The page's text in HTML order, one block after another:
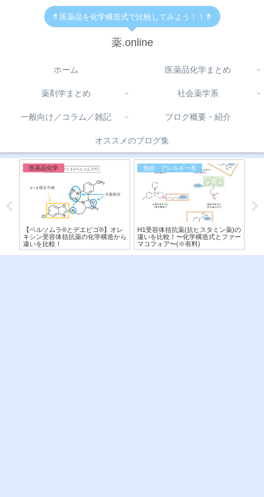
💊医薬品を化学構造式で比較してみよう！！💊
薬.online
ホーム 医薬品化学まとめ
薬剤学まとめ 社会薬学系
一般向け／コラム／雑記 ブログ概要・紹介
オススメのブログ集
医薬品化学
【ベルソムラ®︎とデエビゴ®︎】オレ
キシン受容体拮抗薬の化学構造から
違いを比較！
免疫・アレルギー系
H1受容体拮抗薬(抗ヒスタミン薬)の
違いを比較！〜化学構造式とファー
マコフォア〜(※有料)